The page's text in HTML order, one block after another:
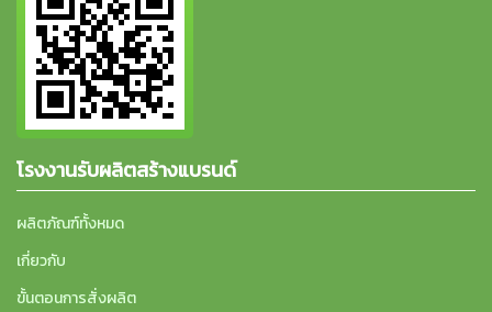
โรงงานรับผลิตสร้างแบรนด์
ผลิตภัณฑ์ทั้งหมด
เกี่ยวกับ
ขั้นตอนการสั่งผลิต